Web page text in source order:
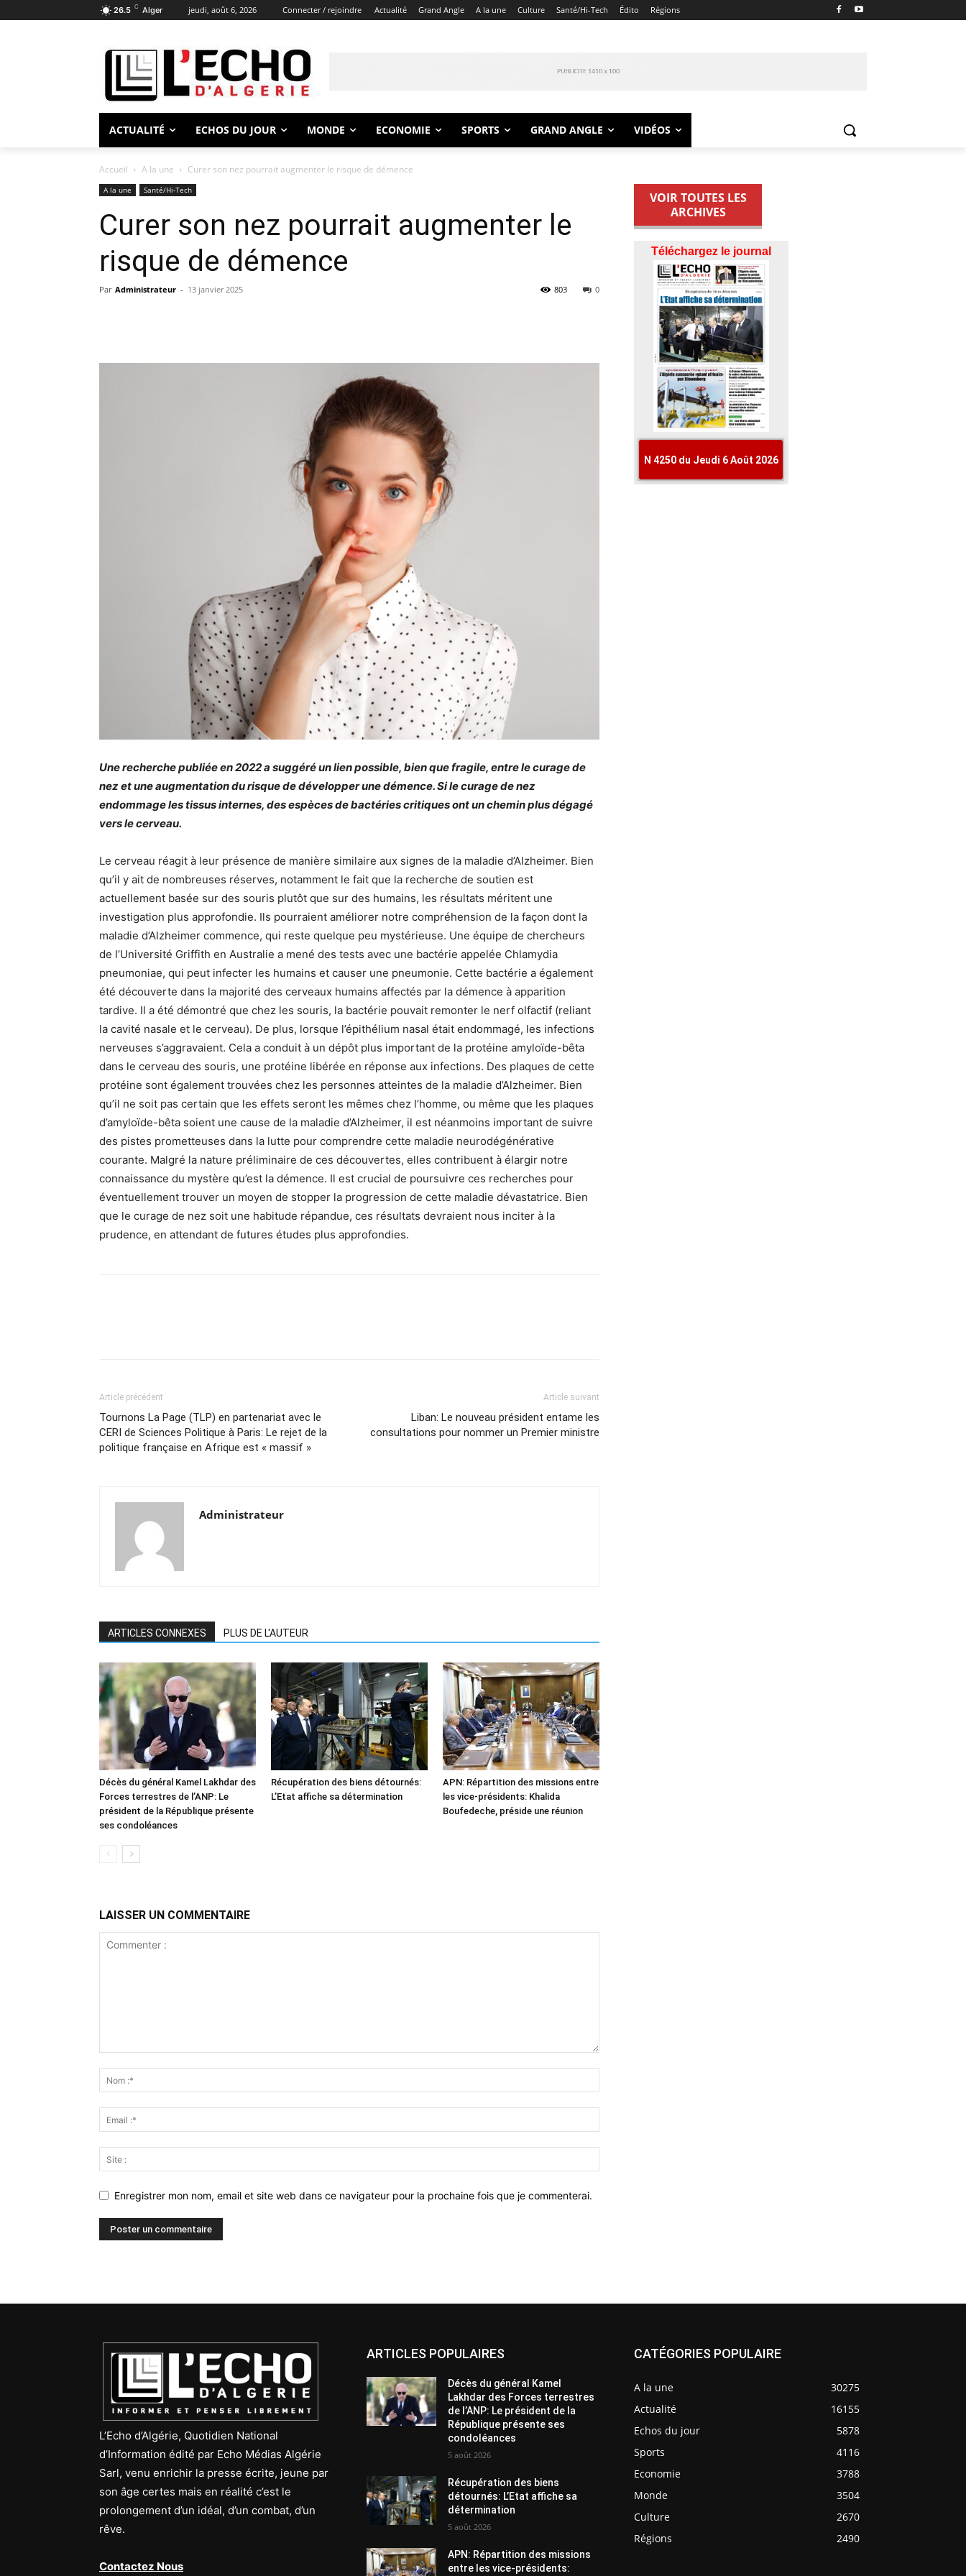
26.5 C Alger jeudi, août 6, 2026 Connecter / rejoindre Actualité Grand Angle A la une Culture Santé/Hi-Tech Édito Régions
ACTUALITÉ ECHOS DU JOUR MONDE ECONOMIE SPORTS GRAND ANGLE VIDÉOS
Accueil A la une Curer son nez pourrait augmenter le risque de démence
A la une Santé/Hi-Tech
Curer son nez pourrait augmenter le
risque de démence
Par Administrateur - 13 janvier 2025 0
803
Une recherche publiée en 2022 a suggéré un lien possible, bien que fragile, entre le curage de
nez et une augmentation du risque de développer une démence. Si le curage de nez
endommage les tissus internes, des espèces de bactéries critiques ont un chemin plus dégagé
vers le cerveau.
Le cerveau réagit à leur présence de manière similaire aux signes de la maladie d’Alzheimer. Bien
qu’il y ait de nombreuses réserves, notamment le fait que la recherche de soutien est
actuellement basée sur des souris plutôt que sur des humains, les résultats méritent une
investigation plus approfondie. Ils pourraient améliorer notre compréhension de la façon dont la
maladie d’Alzheimer commence, qui reste quelque peu mystérieuse. Une équipe de chercheurs
de l’Université Griffith en Australie a mené des tests avec une bactérie appelée Chlamydia
pneumoniae, qui peut infecter les humains et causer une pneumonie. Cette bactérie a également
été découverte dans la majorité des cerveaux humains affectés par la démence à apparition
tardive. Il a été démontré que chez les souris, la bactérie pouvait remonter le nerf olfactif (reliant
la cavité nasale et le cerveau). De plus, lorsque l’épithélium nasal était endommagé, les infections
nerveuses s’aggravaient. Cela a conduit à un dépôt plus important de la protéine amyloïde-bêta
dans le cerveau des souris, une protéine libérée en réponse aux infections. Des plaques de cette
protéine sont également trouvées chez les personnes atteintes de la maladie d’Alzheimer. Bien
qu’il ne soit pas certain que les effets seront les mêmes chez l’homme, ou même que les plaques
d’amyloïde-bêta soient une cause de la maladie d’Alzheimer, il est néanmoins important de suivre
des pistes prometteuses dans la lutte pour comprendre cette maladie neurodégénérative
courante. Malgré la nature préliminaire de ces découvertes, elles contribuent à élargir notre
connaissance du mystère qu’est la démence. Il est crucial de poursuivre ces recherches pour
éventuellement trouver un moyen de stopper la progression de cette maladie dévastatrice. Bien
que le curage de nez soit une habitude répandue, ces résultats devraient nous inciter à la
prudence, en attendant de futures études plus approfondies.
Article précédent
Tournons La Page (TLP) en partenariat avec le
CERI de Sciences Politique à Paris: Le rejet de la
politique française en Afrique est « massif »
Article suivant
Liban: Le nouveau président entame les
consultations pour nommer un Premier ministre
Administrateur
ARTICLES CONNEXES PLUS DE L'AUTEUR
Décès du général Kamel Lakhdar des
Forces terrestres de l’ANP: Le
président de la République présente
ses condoléances
Récupération des biens détournés:
L’Etat affiche sa détermination
APN: Répartition des missions entre
les vice-présidents: Khalida
Boufedeche, préside une réunion
LAISSER UN COMMENTAIRE
Enregistrer mon nom, email et site web dans ce navigateur pour la prochaine fois que je commenterai.
VOIR TOUTES LES
ARCHIVES
L’Echo d’Algérie, Quotidien National
d’Information édité par Echo Médias Algérie
Sarl, venu enrichir la presse écrite, jeune par
son âge certes mais en réalité c’est le
prolongement d’un idéal, d’un combat, d’un
rêve.
Contactez Nous
ARTICLES POPULAIRES
Décès du général Kamel
Lakhdar des Forces terrestres
de l’ANP: Le président de la
République présente ses
condoléances
5 août 2026
Récupération des biens
détournés: L’Etat affiche sa
détermination
5 août 2026
APN: Répartition des missions
entre les vice-présidents:
CATÉGORIES POPULAIRE
A la une
30275
Actualité
16155
Echos du jour
5878
Sports
4116
Economie
3788
Monde
3504
Culture
2670
Régions
2490